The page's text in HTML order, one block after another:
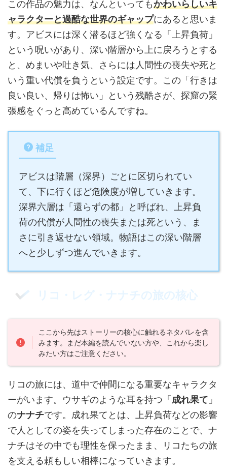
この作品の魅力は、なんといってもかわいらしいキ
ャラクターと過酷な世界のギャップにあると思いま
す。アビスには深く潜るほど強くなる「上昇負荷」
という呪いがあり、深い階層から上に戻ろうとする
と、めまいや吐き気、さらには人間性の喪失や死と
いう重い代償を負うという設定です。この「行きは
良い良い、帰りは怖い」という残酷さが、探窟の緊
張感をぐっと高めているんですね。
補足
アビスは階層（深界）ごとに区切られてい
て、下に行くほど危険度が増していきます。
深界六層は「還らずの都」と呼ばれ、上昇負
荷の代償が人間性の喪失または死という、ま
さに引き返せない領域。物語はこの深い階層
へと少しずつ進んでいきます。
リコ・レグ・ナナチの旅の核心
ここから先はストーリーの核心に触れるネタバレを含
みます。まだ本編を読んでいない方や、これから楽し
みたい方はご注意ください。
リコの旅には、道中で仲間になる重要なキャラクタ
ーがいます。ウサギのような耳を持つ「 成れ果て 」
のナナチです。成れ果てとは、上昇負荷などの影響
で人としての姿を失ってしまった存在のことで、ナ
ナチはその中でも理性を保ったまま、リコたちの旅
を支える頼もしい相棒になっていきます。